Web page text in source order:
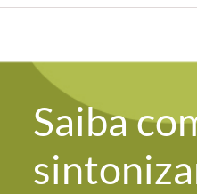
Saiba